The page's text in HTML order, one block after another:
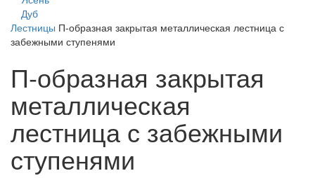
Дуб
Лестницы П-образная закрытая металлическая лестница с
забежными ступенями
П‑образная закрытая
металлическая
лестница с забежными
ступенями